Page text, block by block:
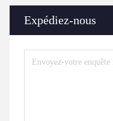
Expédiez-nous